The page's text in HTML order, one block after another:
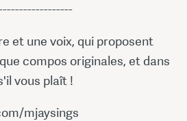
et une voix, qui proposent
compos originales, et dans
vous plaît !
mjaysings